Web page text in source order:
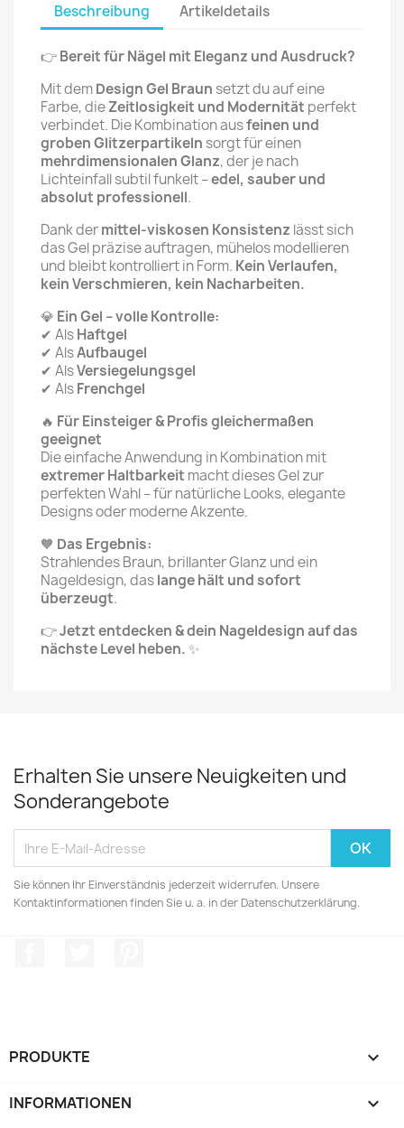
Beschreibung Artikeldetails
👉Bereit für Nägel mit Eleganz und Ausdruck?
Mit demDesign Gel Braun setzt du auf eine
Farbe, dieZeitlosigkeit und Modernität perfekt
verbindet. Die Kombination ausfeinen und
groben Glitzerpartikeln sorgt für einen
mehrdimensionalen Glanz, der je nach
Lichteinfall subtil funkelt –edel, sauber und
absolut professionell.
Dank dermittel-viskosen Konsistenz lässt sich
das Gel präzise auftragen, mühelos modellieren
und bleibt kontrolliert in Form. Kein Verlaufen,
kein Verschmieren, kein Nacharbeiten.
💎 Ein Gel – volle Kontrolle:
✔ AlsHaftgel
✔ AlsAufbaugel
✔ AlsVersiegelungsgel
✔ AlsFrenchgel
🔥 Für Einsteiger & Profis gleichermaßen
geeignet
Die einfache Anwendung in Kombination mit
extremer Haltbarkeit macht dieses Gel zur
perfekten Wahl – für natürliche Looks, elegante
Designs oder moderne Akzente.
🧡 Das Ergebnis:
Strahlendes Braun, brillanter Glanz und ein
Nageldesign, daslange hält und sofort
überzeugt.
👉Jetzt entdecken & dein Nageldesign auf das
nächste Level heben. ✨
Erhalten Sie unsere Neuigkeiten und
Sonderangebote
Sie können Ihr Einverständnis jederzeit widerrufen. Unsere
Kontaktinformationen finden Sie u. a. in der Datenschutzerklärung.
PRODUKTE 
INFORMATIONEN 